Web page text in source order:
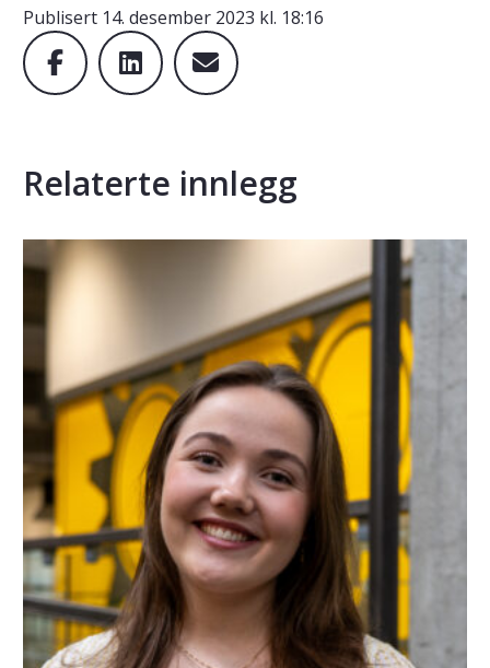
Publisert 14. desember 2023 kl. 18:16
Relaterte innlegg